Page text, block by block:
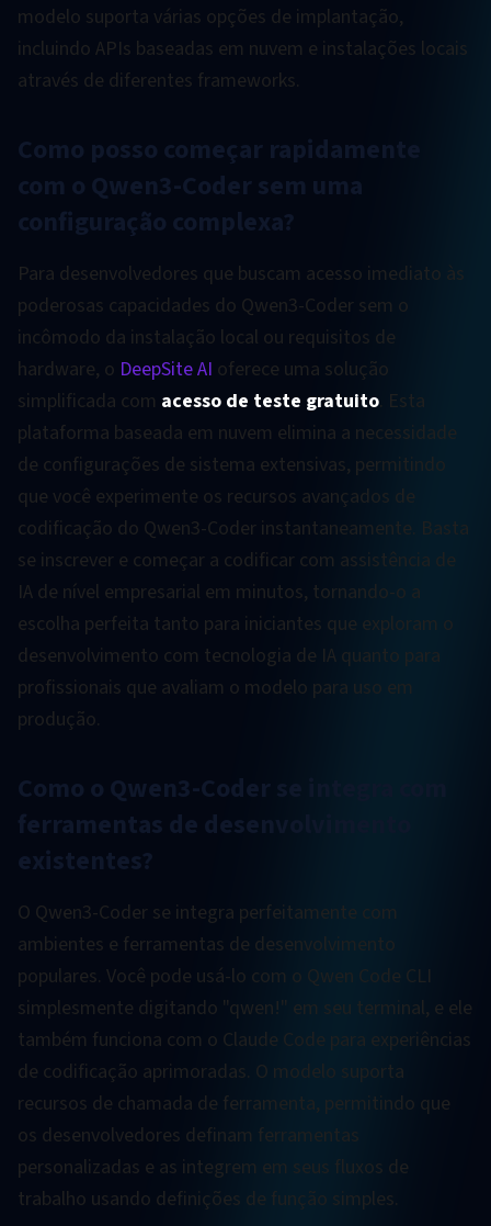
modelo suporta várias opções de implantação,
incluindo APIs baseadas em nuvem e instalações locais
através de diferentes frameworks.
Como posso começar rapidamente
com o Qwen3-Coder sem uma
configuração complexa?
Para desenvolvedores que buscam acesso imediato às
poderosas capacidades do Qwen3-Coder sem o
incômodo da instalação local ou requisitos de
hardware, o DeepSite AI oferece uma solução
simplificada com acesso de teste gratuito . Esta
plataforma baseada em nuvem elimina a necessidade
de configurações de sistema extensivas, permitindo
que você experimente os recursos avançados de
codificação do Qwen3-Coder instantaneamente. Basta
se inscrever e começar a codificar com assistência de
IA de nível empresarial em minutos, tornando-o a
escolha perfeita tanto para iniciantes que exploram o
desenvolvimento com tecnologia de IA quanto para
profissionais que avaliam o modelo para uso em
produção.
Como o Qwen3-Coder se integra com
ferramentas de desenvolvimento
existentes?
O Qwen3-Coder se integra perfeitamente com
ambientes e ferramentas de desenvolvimento
populares. Você pode usá-lo com o Qwen Code CLI
simplesmente digitando "qwen!" em seu terminal, e ele
também funciona com o Claude Code para experiências
de codificação aprimoradas. O modelo suporta
recursos de chamada de ferramenta, permitindo que
os desenvolvedores definam ferramentas
personalizadas e as integrem em seus fluxos de
trabalho usando definições de função simples.